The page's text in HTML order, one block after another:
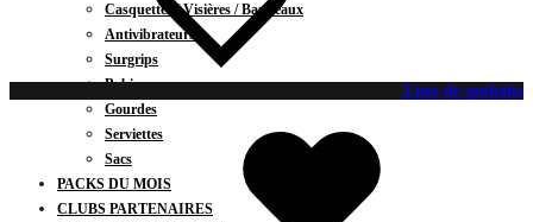
Casquettes / Visières / Bandeaux
Antivibrateurs
Surgrips
Bobines
Gourdes
Serviettes
Sacs
PACKS DU MOIS
CLUBS PARTENAIRES
Liste de souhaits